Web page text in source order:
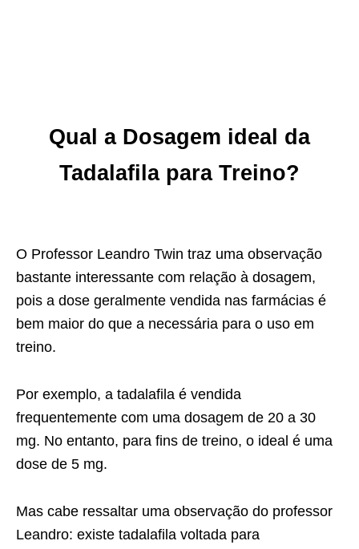
Qual a Dosagem ideal da
Tadalafila para Treino?
O Professor Leandro Twin traz uma observação
bastante interessante com relação à dosagem,
pois a dose geralmente vendida nas farmácias é
bem maior do que a necessária para o uso em
treino.
Por exemplo, a tadalafila é vendida
frequentemente com uma dosagem de 20 a 30
mg. No entanto, para fins de treino, o ideal é uma
dose de 5 mg.
Mas cabe ressaltar uma observação do professor
Leandro: existe tadalafila voltada para